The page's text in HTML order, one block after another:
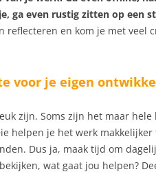
ga even rustig zitten op een
reflecteren en kom je met veel
voor je eigen
zijn. Soms zijn het maar
helpen je het werk makkelijker
Dus ja, maak tijd om
wat gaat jou helpen?